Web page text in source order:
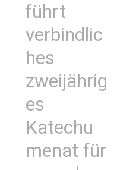
führt
verbindlic
hes
zweijährig
es
Katechu
menat für